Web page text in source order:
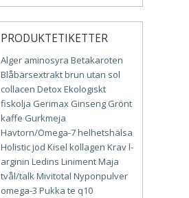
PRODUKTETIKETTER
Alger aminosyra Betakaroten
Blåbärsextraktbrun utan sol
collacen DetoxEkologiskt
fiskolja Gerimax Ginseng Grönt
kaffe Gurkmeja
Havtorn/Omega-7helhetshälsa
Holisticjod Kisel kollagen Kravl-
arginin Ledins LinimentMaja
tvål/talkMivitotal Nyponpulver
omega-3 Pukka te q10